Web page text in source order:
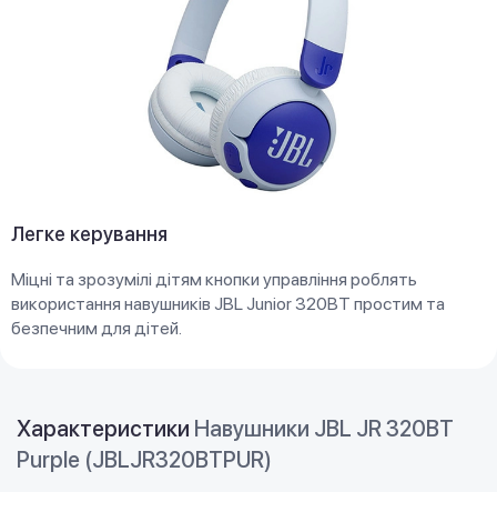
Легке керування
Міцні та зрозумілі дітям кнопки управління роблять
використання навушників JBL Junior 320BT простим та
безпечним для дітей.
Характеристики Навушники JBL JR 320BT
Purple (JBLJR320BTPUR)